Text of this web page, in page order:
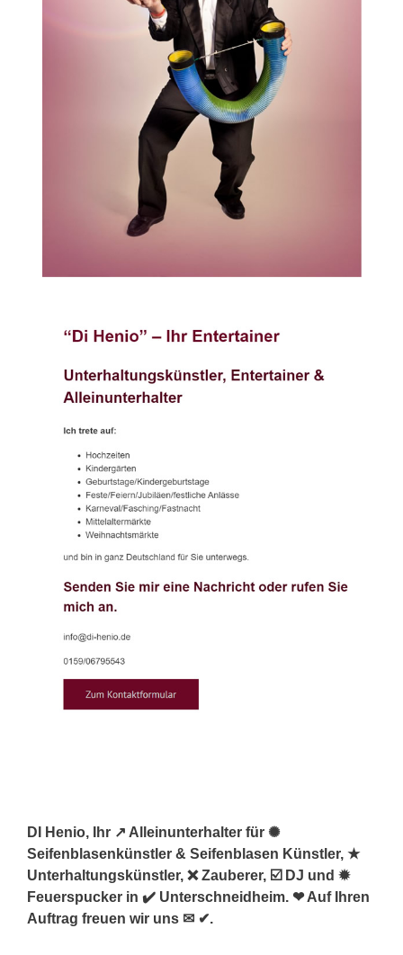
DI Henio, Ihr ↗️ Alleinunterhalter für ✺
Seifenblasenkünstler & Seifenblasen Künstler, ★
Unterhaltungskünstler, ❌ Zauberer, ☑️ DJ und ✹
Feuerspucker in ✔️ Unterschneidheim. ❤ Auf Ihren
Auftrag freuen wir uns ✉ ✔.